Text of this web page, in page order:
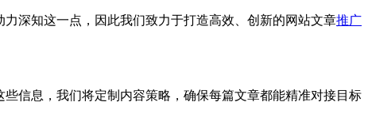
深知这一点，因此我们致力于打造高效、创新的网站文章推广
信息，我们将定制内容策略，确保每篇文章都能精准对接目标